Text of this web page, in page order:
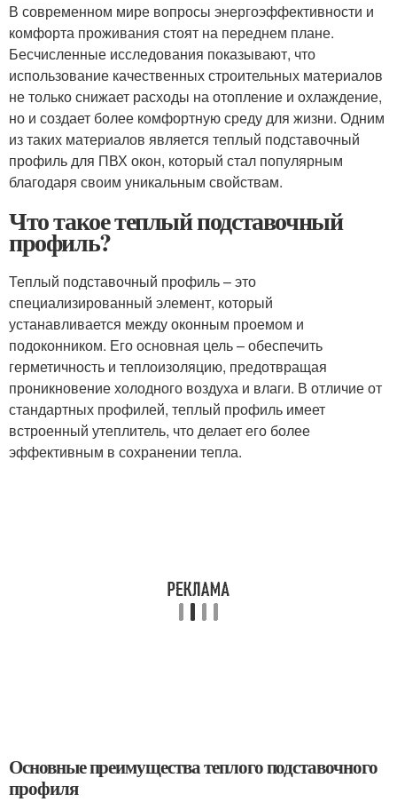
В современном мире вопросы энергоэффективности и
комфорта проживания стоят на переднем плане.
Бесчисленные исследования показывают, что
использование качественных строительных материалов
не только снижает расходы на отопление и охлаждение,
но и создает более комфортную среду для жизни. Одним
из таких материалов является теплый подставочный
профиль для ПВХ окон, который стал популярным
благодаря своим уникальным свойствам.
Что такое теплый подставочный
профиль?
Теплый подставочный профиль – это
специализированный элемент, который
устанавливается между оконным проемом и
подоконником. Его основная цель – обеспечить
герметичность и теплоизоляцию, предотвращая
проникновение холодного воздуха и влаги. В отличие от
стандартных профилей, теплый профиль имеет
встроенный утеплитель, что делает его более
эффективным в сохранении тепла.
Основные преимущества теплого подставочного
профиля